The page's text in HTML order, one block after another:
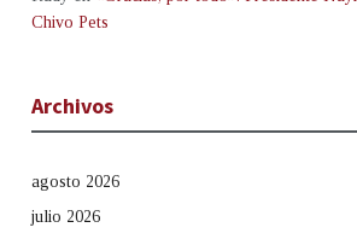
Chivo Pets
Archivos
agosto 2026
julio 2026